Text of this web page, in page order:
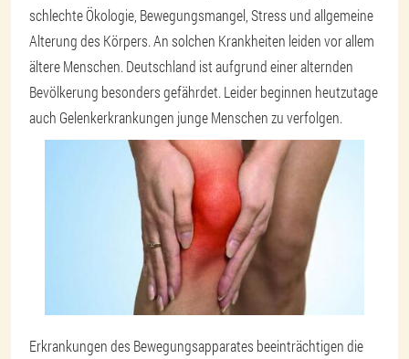
schlechte Ökologie, Bewegungsmangel, Stress und allgemeine
Alterung des Körpers. An solchen Krankheiten leiden vor allem
ältere Menschen. Deutschland ist aufgrund einer alternden
Bevölkerung besonders gefährdet. Leider beginnen heutzutage
auch Gelenkerkrankungen junge Menschen zu verfolgen.
Erkrankungen des Bewegungsapparates beeinträchtigen die